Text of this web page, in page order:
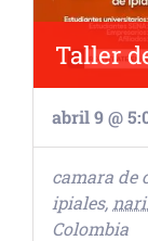
Taller
abril 9 @
camara de
ipiales,
Colombia